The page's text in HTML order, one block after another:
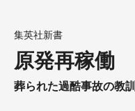
集英社新書
原発再稼働
葬られた過酷事故の教訓